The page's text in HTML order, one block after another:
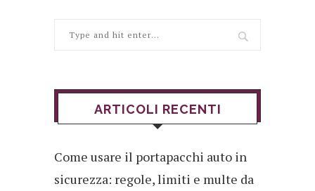
ARTICOLI RECENTI
Come usare il portapacchi auto in
sicurezza: regole, limiti e multe da